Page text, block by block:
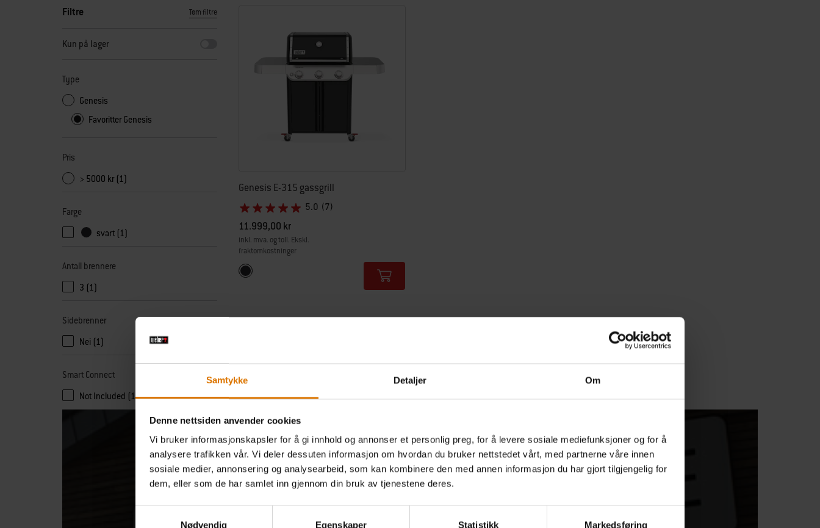
Samtykke Detaljer Om
Denne nettsiden anvender cookies
Vi bruker informasjonskapsler for å gi innhold og annonser et personlig preg, for å levere sosiale mediefunksjoner og for å
analysere trafikken vår. Vi deler dessuten informasjon om hvordan du bruker nettstedet vårt, med partnerne våre innen
sosiale medier, annonsering og analysearbeid, som kan kombinere den med annen informasjon du har gjort tilgjengelig for
dem, eller som de har samlet inn gjennom din bruk av tjenestene deres.
Nødvendig
Egenskaper Statistikk Markedsføring
Filtre
Hvis du velger noen av filtrene, oppdateres siden med nye resultater.
Tøm filtre
Kun på lager
Type
Genesis
Favoritter Genesis
Pris
> 5000 kr (1)
Farge
svart (1)
Antall brennere
3 (1)
Sidebrenner
Nei (1)
Smart Connect
Not Included (1)
Genesis E-315 gassgrill
5.0 (7)
11.999,00 kr
inkl. mva. og toll. Ekskl.
fraktomkostninger
Color Options
Svart
Er du usikker på hvilken Weber som passer for deg? Få ekspertråd fra våre fagfolk i
butikken og finn din perfekte match.
Opplev grillene våre i butikk